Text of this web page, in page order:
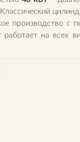
производство с
на всех